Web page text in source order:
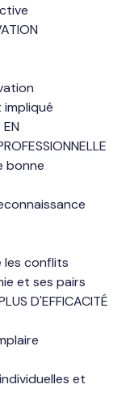
bonne
les conflits
et ses pairs
D'EFFICACITÉ
et